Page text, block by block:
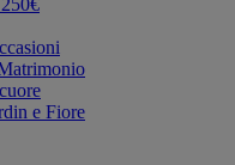
e Fiore